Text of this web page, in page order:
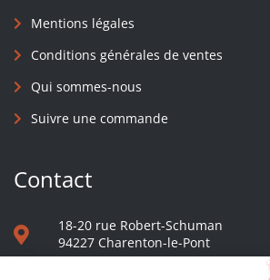
Mentions légales
Conditions générales de ventes
Qui sommes-nous
Suivre une commande
Contact
18-20 rue Robert-Schuman
94227 Charenton-le-Pont